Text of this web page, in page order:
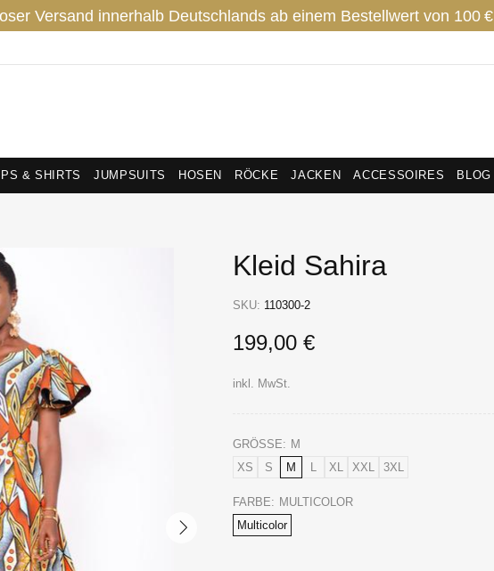
Versand innerhalb Deutschlands ab einem Bestellwert von 100 €
& SHIRTS JUMPSUITS HOSEN RÖCKE JACKEN ACCESSOIRES BLOG
Kleid Sahira
SKU: 110300-2
199,00 €
inkl. MwSt.
GRÖSSE:
M
XS
S M L XL XXL 3XL
FARBE: MULTICOLOR
Multicolor